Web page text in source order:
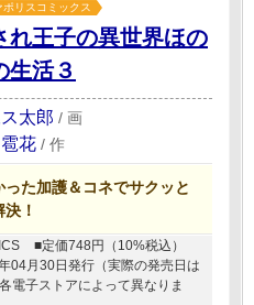
ポリスコミックス
れ王子の異世界ほの
生活３
太郎 / 画
花 / 作
った加護＆コネでサクッと
！
■定価748円（10%税込）
04月30日発行（実際の発売日は
電子ストアによって異なりま